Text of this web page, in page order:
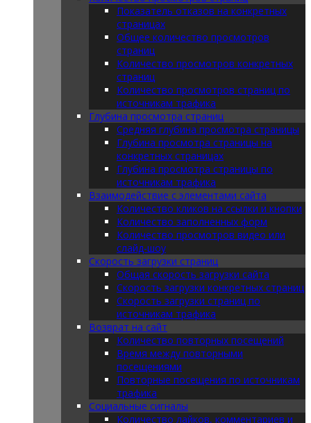
Показатель отказов на конкретных
страницах
Общее количество просмотров
страниц
Количество просмотров конкретных
страниц
Количество просмотров страниц по
источникам трафика
Глубина просмотра страниц
Средняя глубина просмотра страницы
Глубина просмотра страницы на
конкретных страницах
Глубина просмотра страницы по
источникам трафика
Взаимодействие с элементами сайта
Количество кликов на ссылки и кнопки
Количество заполненных форм
Количество просмотров видео или
слайд-шоу
Скорость загрузки страниц
Общая скорость загрузки сайта
Скорость загрузки конкретных страниц
Скорость загрузки страниц по
источникам трафика
Возврат на сайт
Количество повторных посещений
Время между повторными
посещениями
Повторные посещения по источникам
трафика
Социальные сигналы
Количество лайков, комментариев и